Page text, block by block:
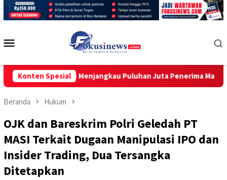
Loncat
Konten Spesial
dan Menjangkau Puluhan Juta Penerima Manfaat
Beranda Hukum
OJK dan Bareskrim Polri Geledah PT
MASI Terkait Dugaan Manipulasi IPO dan
Insider Trading, Dua Tersangka
Ditetapkan